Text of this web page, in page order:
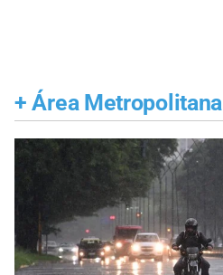
+ Área Metropolitana